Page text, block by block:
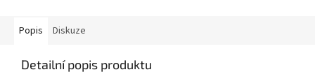
Popis Diskuze
Detailní popis produktu